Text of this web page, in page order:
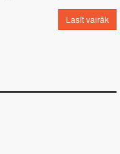
Lasīt vairāk